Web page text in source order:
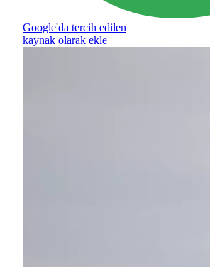
Google'da tercih edilen
kaynak olarak ekle